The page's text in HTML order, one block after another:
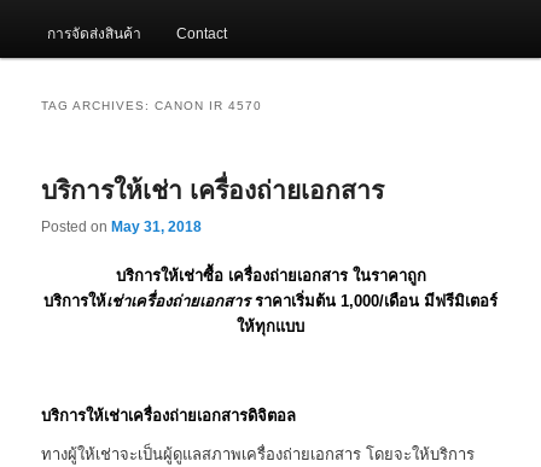
การจัดส่งสินค้า Contact
TAG ARCHIVES:CANON IR 4570
บริการให้เช่า เครื่องถ่ายเอกสาร
Posted on May 31, 2018
บริการให้เช่าซื้อ เครื่องถ่ายเอกสาร ในราคาถูก
บริการให้เช่าเครื่องถ่ายเอกสารราคาเริ่มต้น 1,000/เดือน มีฟรีมิเตอร์
ให้ทุกแบบ
บริการให้เช่าเครื่องถ่ายเอกสารดิจิตอล
ทางผู้ให้เช่าจะเป็นผู้ดูแลสภาพเครื่องถ่ายเอกสาร โดยจะให้บริการ